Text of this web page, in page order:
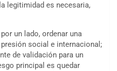
legitimidad es necesaria,
un lado, ordenar una
social e internacional;
de validación para un
principal es quedar